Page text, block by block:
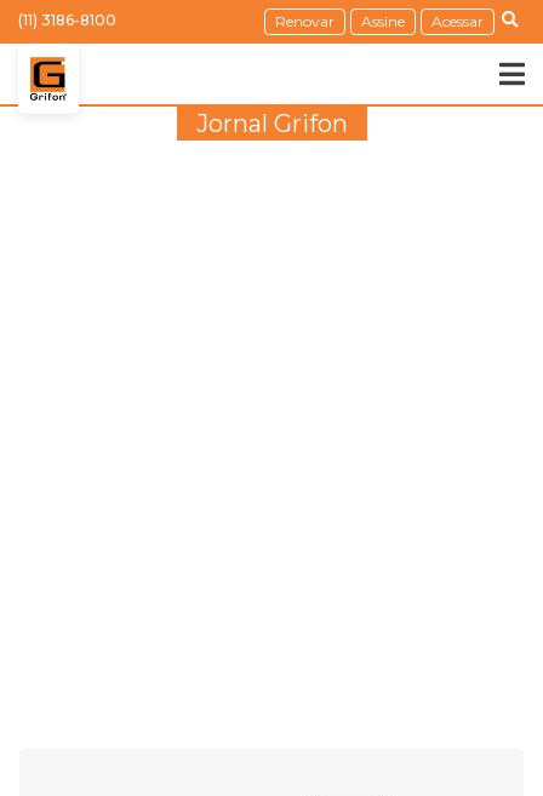
(11) 3186-8100 Renovar Assine Acessar
Jornal Grifon